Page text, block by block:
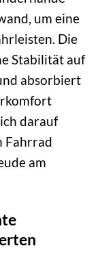
um eine
Die
Stabilität auf
absorbiert
darauf
Fahrrad
am